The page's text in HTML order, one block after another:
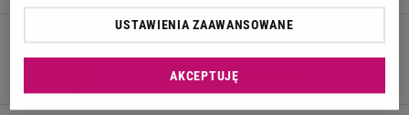
Krzysztof Cugowski reaguje na rewelacje na
Zuzanna Szeloch,8 LUTEGO 2024, 14:41
USTAWIENIA ZAAWANSOWANE
AKCEPTUJĘ